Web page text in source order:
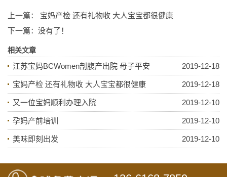
上一篇： 宝妈产检 还有礼物收 大人宝宝都很健康
下一篇：没有了！
相关文章
2019-12-18
江苏宝妈BCWomen剖腹产出院 母子平安
2019-12-18
宝妈产检 还有礼物收 大人宝宝都很健康
2019-12-10
又一位宝妈顺利办理入院
2019-12-10
孕妈产前培训
2019-12-10
美味即刻出发